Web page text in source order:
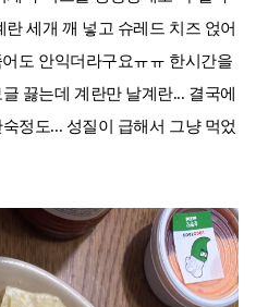
세개 깨 넣고 슈레드 치즈 얹어
도 안익더라구요ㅠㅠ 한시간을
끓는데 계란만 날계란... 결국에
정도... 성질이 급해서 그냥 먹었